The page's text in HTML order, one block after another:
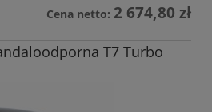
Cena netto: 2 674,80 zł
T7 Turbo